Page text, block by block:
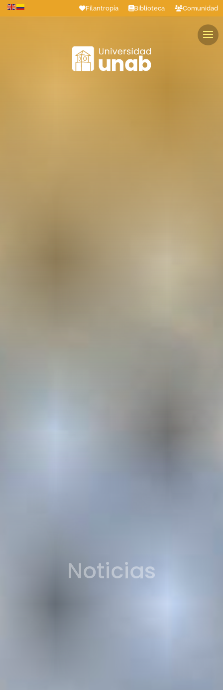
Filantropía Biblioteca Comunidad
Estudiantes Profesores Colaboradores Graduados
Noticias